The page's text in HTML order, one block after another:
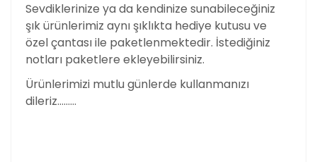
Sevdiklerinize ya da kendinize sunabileceğiniz
şık ürünlerimiz aynı şıklıkta hediye kutusu ve
özel çantası ile paketlenmektedir. İstediğiniz
notları paketlere ekleyebilirsiniz.
Ürünlerimizi mutlu günlerde kullanmanızı
dileriz………